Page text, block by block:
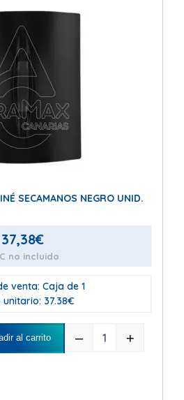
SECAMANOS NEGRO UNID.
37,38€
no incluido
venta: Caja de 1
unitario: 37.38€
– +
al carrito